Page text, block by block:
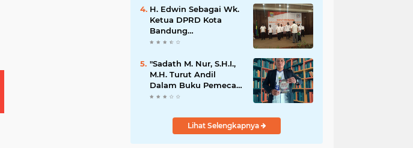
Kecamatan Bojong
H. Edwin Sebagai Wk.
Ketua DPRD Kota
Bandung
Mengapresiasi Dan
Kepada
Kepemimpinan Merdi
Hajiji Sebagai ketua
DPD Lpm Kota
2021-2026
"Sadath M. Nur, S.H.I.,
M.H. Turut Andil
Dalam Buku Pemecah
Rekor MURI Puisi
Lihat Selengkapnya